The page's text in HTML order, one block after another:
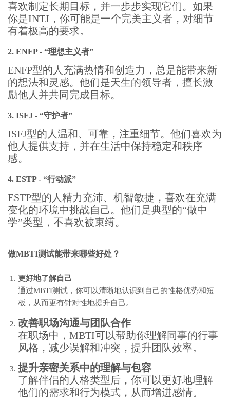
喜欢制定长期目标，并一步步实现它们。如果
你是INTJ，你可能是一个完美主义者，对细节
有着极高的要求。
2. ENFP - “理想主义者”
ENFP型的人充满热情和创造力，总是能带来新
的想法和灵感。他们是天生的领导者，擅长激
励他人并共同完成目标。
3. ISFJ - “守护者”
ISFJ型的人温和、可靠，注重细节。他们喜欢为
他人提供支持，并在生活中保持稳定和秩序
感。
4. ESTP - “行动派”
ESTP型的人精力充沛、机智敏捷，喜欢在充满
变化的环境中挑战自己。他们是典型的“做中
学”类型，不喜欢被束缚。
做MBTI测试能带来哪些好处？
更好地了解自己
通过MBTI测试，你可以清晰地认识到自己的性格优势和短
板，从而更有针对性地提升自己。
改善职场沟通与团队合作
在职场中，MBTI可以帮助你理解同事的行事
风格，减少误解和冲突，提升团队效率。
提升亲密关系中的理解与包容
了解伴侣的人格类型后，你可以更好地理解
他们的需求和行为模式，从而增进感情。